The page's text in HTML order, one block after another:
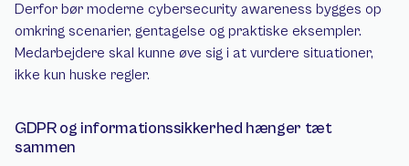
Derfor bør moderne cybersecurity awareness bygges op
omkring scenarier, gentagelse og praktiske eksempler.
Medarbejdere skal kunne øve sig i at vurdere situationer,
ikke kun huske regler.
GDPR og informationssikkerhed hænger tæt
sammen